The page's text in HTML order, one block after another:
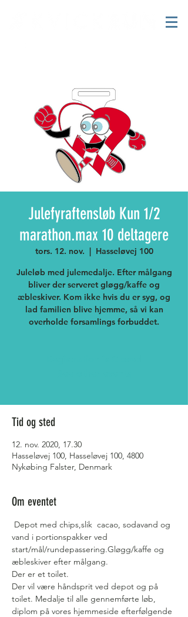
Julefyraftensløb Kun 1/2
marathon.max 10 deltagere
tors. 12. nov.
  |
Hasseløvej 100
Juleløb med julemedalje. Efter målgang
bliver der serveret gløgg/kaffe og
æbleskiver. Kom ikke hvis du er syg, og
lad familien blive hjemme, så vi kan
overholde forsamlings forbuddet.
Tid og sted
12. nov. 2020, 17.30
Hasseløvej 100, Hasseløvej 100, 4800
Nykøbing Falster, Denmark
Om eventet
Depot med chips,slik  cacao, sodavand og
vand i portionspakker ved
start/mål/rundepassering.Gløgg/kaffe og
æbleskiver efter målgang.
Der er et toilet.
Der vil være håndsprit ved depot og på
toilet. Medalje til alle gennemførte løb,
diplom på vores hjemmeside efterfølgende